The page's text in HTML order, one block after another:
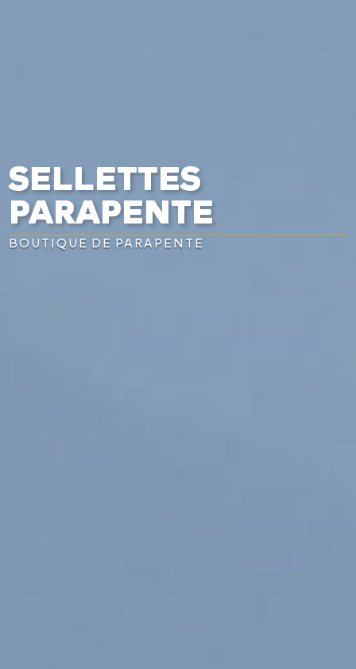
SELLETTES
PARAPENTE
BOUTIQUE DE PARAPENTE